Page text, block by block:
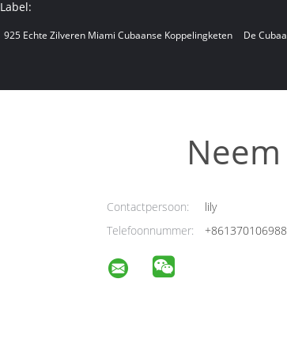
Label:
925 Echte Zilveren Miami Cubaanse Koppelingketen De
Contactpersoon:
lily
Telefoonnummer: